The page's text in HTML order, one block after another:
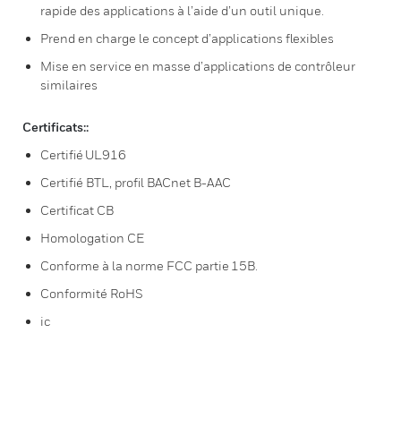
rapide des applications à l’aide d’un outil unique.
Prend en charge le concept d’applications flexibles
Mise en service en masse d’applications de contrôleur
similaires
Certificats::
Certifié UL916
Certifié BTL, profil BACnet B-AAC
Certificat CB
Homologation CE
Conforme à la norme FCC partie 15B.
Conformité RoHS
ic